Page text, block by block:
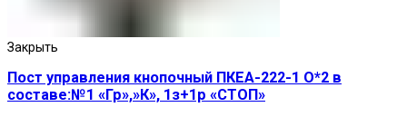
Закрыть
Пост управления кнопочный ПКЕА-222-1 О*2 в
составе:№1 «Гр»,»К», 1з+1р «СТОП»